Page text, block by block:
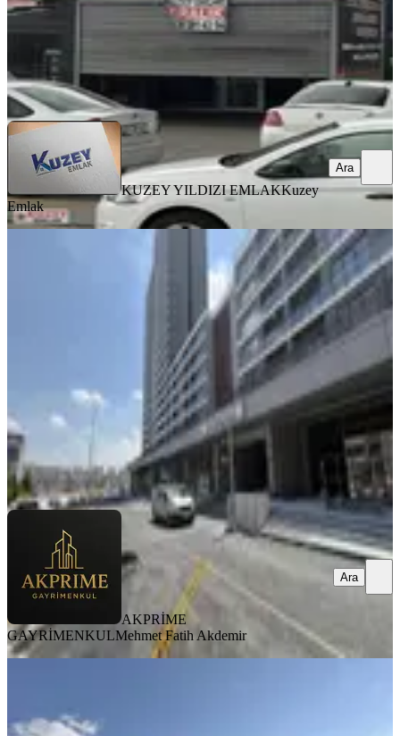
KUZEY YILDIZI EMLAK
Ara
KUZEY YILDIZI EMLAKKuzey
Emlak
Ara
Akprime'dan Relax Cadde'de Her İş
Koluna Uygun Benzersiz Fırsat
Yenimahalle, Serhat Mahallesi
89 m²·Düz Giriş (Zemin) ·02.07.2026
89.950 ₺
AKPRİME GAYRİMENKULMehmet Fatih Akdemir
Ara
AKPRİME
GAYRİMENKULMehmet Fatih Akdemir
Ara